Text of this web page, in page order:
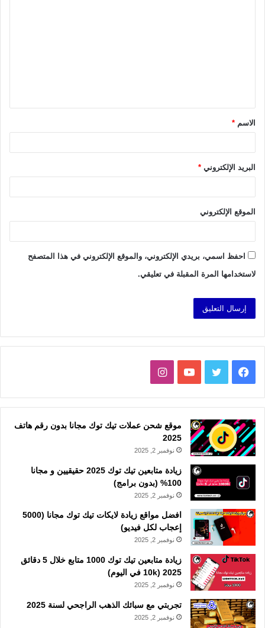
ق
*الاسم *
البريد الإلكتروني *
الموقع الإلكتروني
احفظ اسمي، بريدي الإلكتروني، والموقع الإلكتروني في هذا المتصفح
لاستخدامها المرة المقبلة في تعليقي.
فيسبوك تويتر يوتيوبانستقرام
موقع شحن عملات تيك توك مجانا بدون رقم هاتف
2025
نوفمبر 2, 2025
زيادة متابعين تيك توك 2025 حقيقيين و مجانا
100% (بدون برامج)
نوفمبر 2, 2025
افضل مواقع زيادة لايكات تيك توك مجانا (5000
إعجاب لكل فيديو)
نوفمبر 2, 2025
زيادة متابعين تيك توك 1000 متابع خلال 5 دقائق
2025 (10k في اليوم)
نوفمبر 2, 2025
تجربتي مع سبائك الذهب الراجحي لسنة 2025
نوفمبر 2, 2025